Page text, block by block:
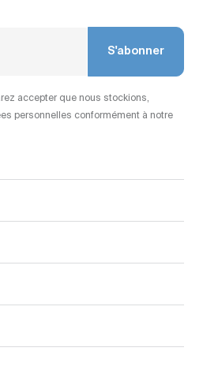
S'abonner
accepter que nous stockions,
personnelles conformément à notre